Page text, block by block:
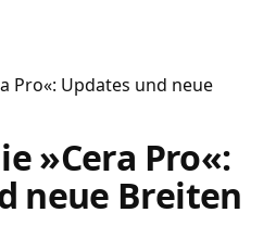
Pro«: Updates und neue
»Cera Pro«:
neue Breiten